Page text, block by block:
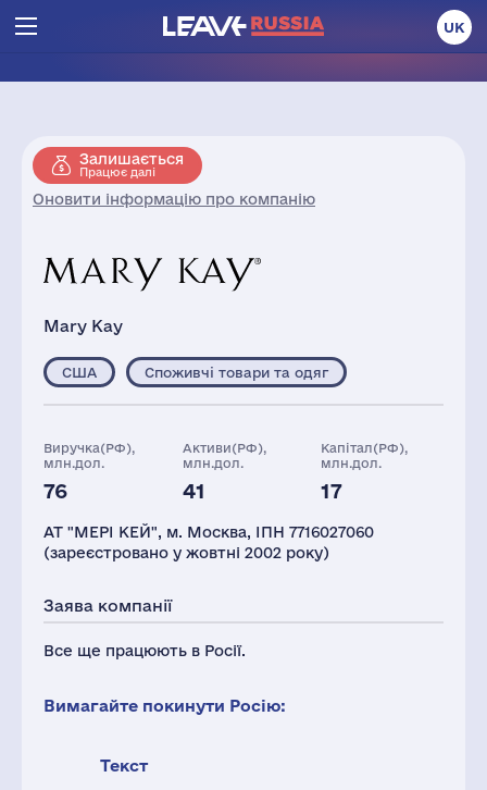
UK
Залишається
Працює далі
Оновити інформацію про компанію
Mary Kay
США Споживчі товари та одяг
Виручка(РФ),
млн.дол.
76
Активи(РФ),
млн.дол.
41
Капітал(РФ),
млн.дол.
17
млн.дол.
2800
2021
314
млн.дол.
11
АТ "МЕРІ КЕЙ", м. Москва, ІПН 7716027060
(зареєстровано у жовтні 2002 року)
Заява компанії
Все ще працюють в Росії.
Вимагайте покинути Росію:
Текст